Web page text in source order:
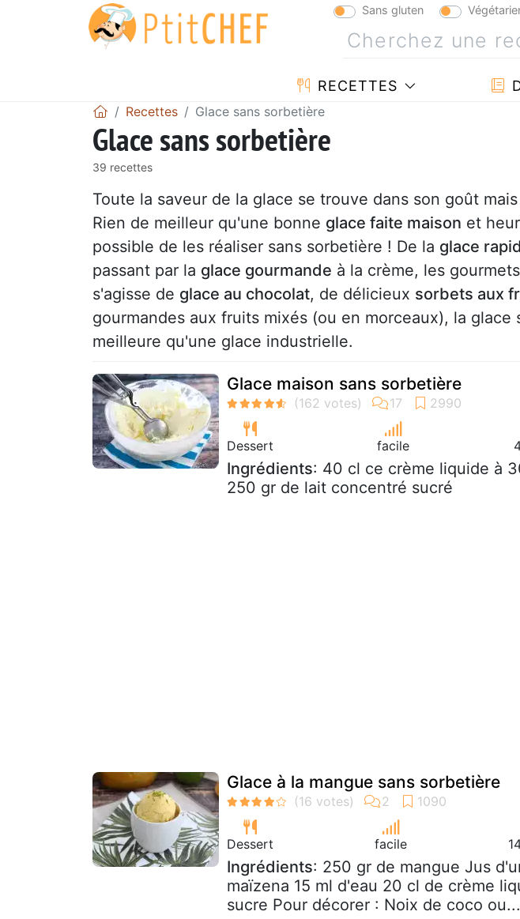
Sans gluten
RECETTES
Recettes Glace sans sorbetière
Glace sans sorbetière
39 recettes
Toute la saveur de la glace se trouve dans son goût
Rien de meilleur qu'une bonne glace faite maison et
possible de les réaliser sans sorbetière ! De la glace
passant par la glace gourmande à la crème, les
s'agisse de glace au chocolat, de délicieux sorbets aux
gourmandes aux fruits mixés (ou en morceaux), la glace
meilleure qu'une glace industrielle.
Glace maison sans sorbetière
Dessert facile
Ingrédients: 40 cl ce crème liquide à
250 gr de lait concentré sucré
Glace à la mangue sans sorbetière
Dessert facile
Ingrédients: 250 gr de mangue Jus
maïzena 15 ml d'eau 20 cl de crème
sucre Pour décorer : Noix de coco ou...